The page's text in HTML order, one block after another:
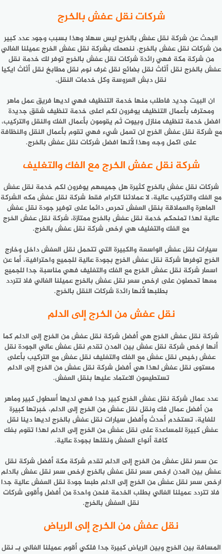
شركات نقل عفش بالخرج
البحث عن شركة نقل عفش بالخرج ليس سهلا وهذا بسبب وجود عدد كبير
من شركات نقل عفش بالخرج، ننصحك بشركة نقل عفش الخرج عميلنا الغالي
من شركة مكة فهي رائدة شركات نقل عفش بالخرج توفر لك خدمة نقل
عفش بالخرج نقل أثاث نقل بضائع نقل غرف نوم نقل مطابخ نقل أثاث ايكيا
نقل دبش العروسة وكل خدمات النقل.
ان البيت جديد فاطلب منها خدمة التنظيف فهي لديها فريق عمل ماهر
ومحترف بأعمال التنظيف يوفرون لكم اعلى خدمة تنظيف شقق جديدة
افضل خدمة تنظيف منازل وبيوت ثم يقومون بأعمال الفك والنقل والتركيب،
مع شركة نقل عفش الخرج لن تعمل شيء فهي تقوم بأعمال النقل والنظافة
على اكمل وجه وهذا لأنها افضل شركات نقل عفش بالخرج.
شركة نقل عفش الخرج مع الفك والتغليف
شركات نقل عفش بالخرج كثيرة هل جميعهم يوفرون لكم خدمة نقل عفش
مع الفك والتركيب عالية، لا عملائنا الكرام فقط شركة نقل عفش مكه الشركة
الماهرة والعملاقة بنقل العفش تحرص دائما على توفير جودة نقل عفش
عالية لهذا تمنحكم خدمة نقل عفش بالخرج ممتازة، شركة نقل عفش الخرج
مع الفك والتغليف هي ارخص شركة نقل عفش بالخرج.
سيارات نقل عفش الواسعة والكبيرة التي تتحمل نقل العفش داخل وخارج
الخرج توفرها شركة نقل عفش الخرج بجودة عالية للجميع واحترافية، أما عن
اسعار شركة نقل عفش الخرج مع الفك والتغليف فهي مناسبة جدا للجميع
معها تحصلون على ارخص سعر نقل عفش بالخرج عميلنا الغالي فلا تتردد
بطلبها لأنها رائدة شركات النقل بالخرج.
نقل عفش من الخرج إلى الدلم
شركة نقل عفش الخرج هي أفضل شركة نقل عفش من الخرج إلى الدلم كما
أنها ارخص شركة نقل عفش بين المدن تقدم نقل عفش عالي الجودة نقل
عفش رخيص نقل عفش مع الفك والتغليف نقل عفش مع التركيب بأعلى
مستوى نقل عفش لهذا هي أفضل شركة نقل عفش من الخرج إلى الدلم
تستطيعون الاعتماد عليها بنقل العفش.
عدد عمال شركة نقل عفش الخرج كبير جدا فهي لديها أسطول كبير وماهر
من أفضل عمال فك ونقل نقل عفش من الخرج إلى الدلم، خبرتها كبيرة
للغاية، تستخدم أحدث وأفضل سيارات نقل عفش بالخرج لديها دينا نقل
عفش كبيرة للمساعدة على نقل عفش من الخرج إلى الدلم لهذا تقوم بفك
كافة أنواع العفش ونقلها بجودة عالية.
عن سعر نقل عفش من الخرج إلى الدلم تقدم شركة مكة أفضل شركة نقل
عفش بين المدن ارخص سعر نقل عفش بالخرج ارخص سعر نقل عفش بالدلم
ارخص سعر نقل عفش من الخرج إلى الدلم طبعا جودة نقل العفش عالية جدا
فلا تتردد عميلنا الغالي بطلب الخدمة فنحن واحدة من أفضل وأقوى شركات
نقل العفش بالخرج.
نقل عفش من الخرج إلى الرياض
المسافة بين الخرج وبين الرياض كبيرة جدا فلكي أقوم عميلنا الغالي بـ نقل